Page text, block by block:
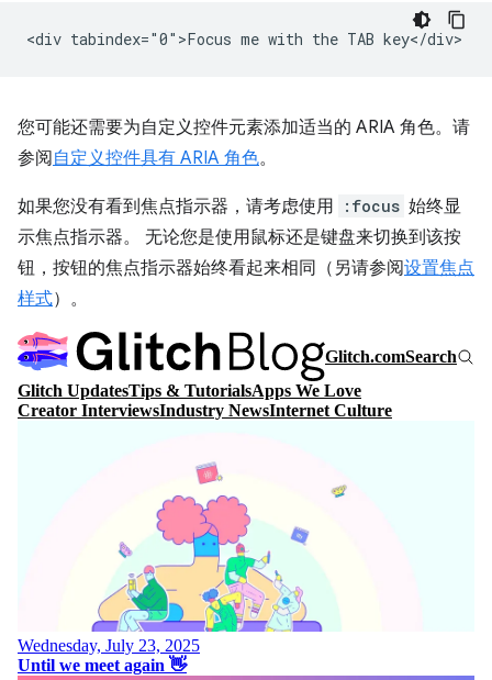
您可能还需要为自定义控件元素添加适当的 ARIA 角色。请
参阅 自定义控件具有 ARIA 角色。
如果您没有看到焦点指示器，请考虑使用 :focus 始终显
示焦点指示器。 无论您是使用鼠标还是键盘来切换到该按
钮，按钮的焦点指示器始终看起来相同（另请参阅设置焦点
样式）。